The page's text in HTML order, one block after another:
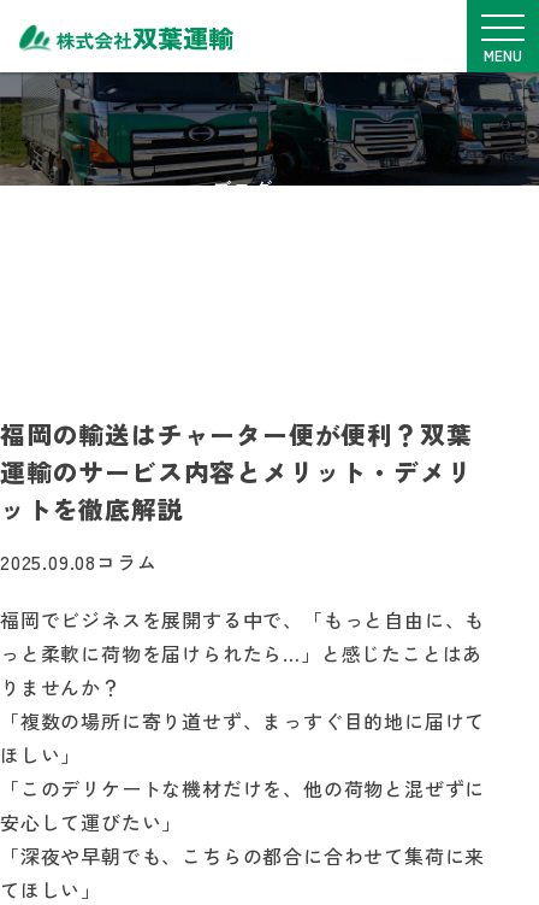
メニ
MENU
TOP
サービス内容
0968-76-1775
月~金
自動見積り
お問い合わせ
ブログ
福岡の輸送はチャーター便が便利？双葉
運輸のサービス内容とメリット・デメリ
ットを徹底解説
2025.09.08コラム
福岡でビジネスを展開する中で、「もっと自由に、も
っと柔軟に荷物を届けられたら…」と感じたことはあ
りませんか？
「複数の場所に寄り道せず、まっすぐ目的地に届けて
ほしい」
「このデリケートな機材だけを、他の荷物と混ぜずに
安心して運びたい」
「深夜や早朝でも、こちらの都合に合わせて集荷に来
てほしい」